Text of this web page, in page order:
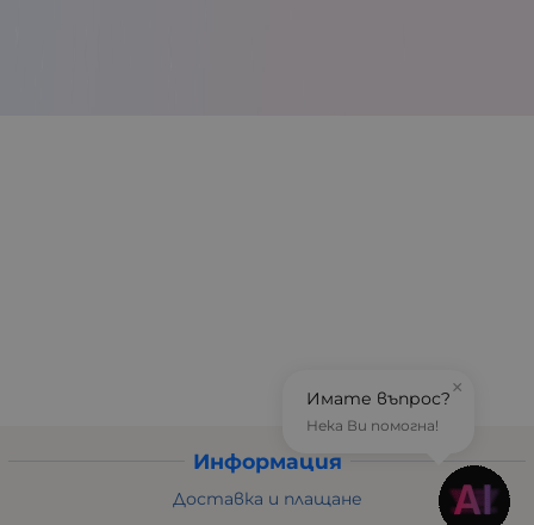
Информация
Доставка и плащане
×
Имате въпрос?
Нека Ви помогна!